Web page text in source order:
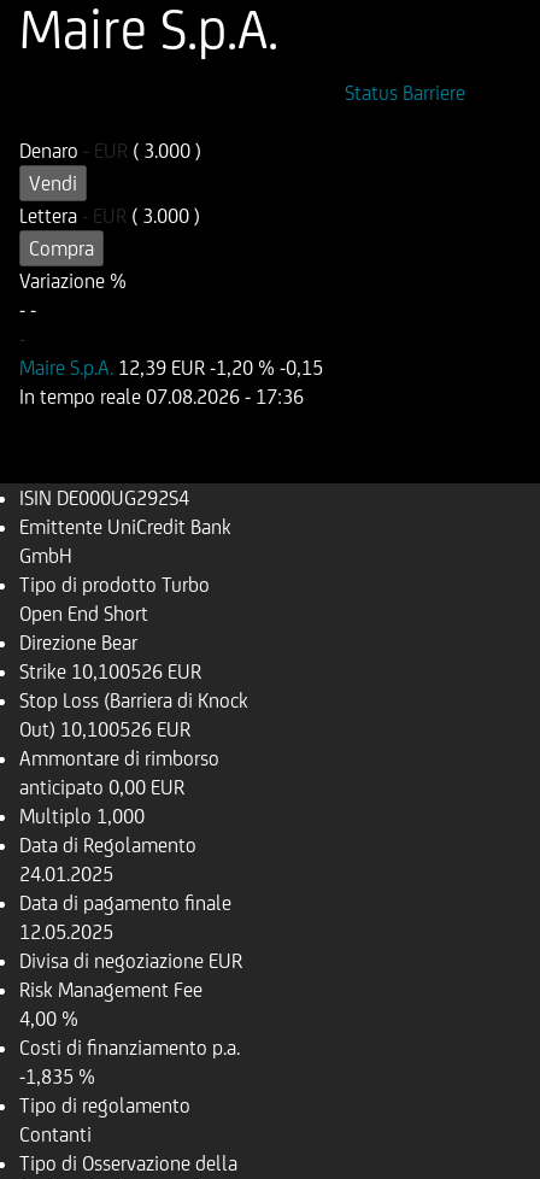
Maire S.p.A.
Status Barriere
Denaro - EUR ( 3.000 )
Vendi
Lettera - EUR ( 3.000 )
Compra
Variazione %
- -
-
Maire S.p.A. 12,39 EUR -1,20 % -0,15
In tempo reale 07.08.2026 - 17:36
ISIN DE000UG292S4
Emittente UniCredit Bank
GmbH
Tipo di prodotto Turbo
Open End Short
Direzione Bear
Strike 10,100526 EUR
Stop Loss (Barriera di Knock
Out) 10,100526 EUR
Ammontare di rimborso
anticipato 0,00 EUR
Multiplo 1,000
Data di Regolamento
24.01.2025
Data di pagamento finale
12.05.2025
Divisa di negoziazione EUR
Risk Management Fee
4,00 %
Costi di finanziamento p.a.
-1,835 %
Tipo di regolamento
Contanti
Tipo di Osservazione della